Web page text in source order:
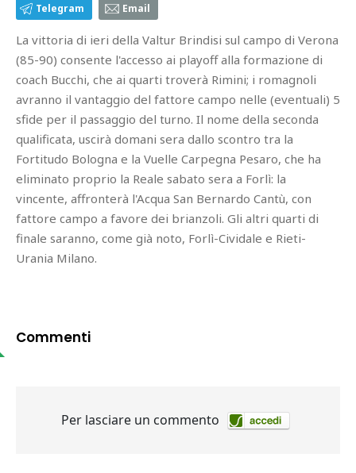
Telegram Email
La vittoria di ieri della Valtur Brindisi sul campo di Verona
(85-90) consente l'accesso ai playoff alla formazione di
coach Bucchi, che ai quarti troverà Rimini; i romagnoli
avranno il vantaggio del fattore campo nelle (eventuali) 5
sfide per il passaggio del turno. Il nome della seconda
qualificata, uscirà domani sera dallo scontro tra la
Fortitudo Bologna e la Vuelle Carpegna Pesaro, che ha
eliminato proprio la Reale sabato sera a Forlì: la
vincente, affronterà l'Acqua San Bernardo Cantù, con
fattore campo a favore dei brianzoli. Gli altri quarti di
finale saranno, come già noto, Forlì-Cividale e Rieti-
Urania Milano.
Commenti